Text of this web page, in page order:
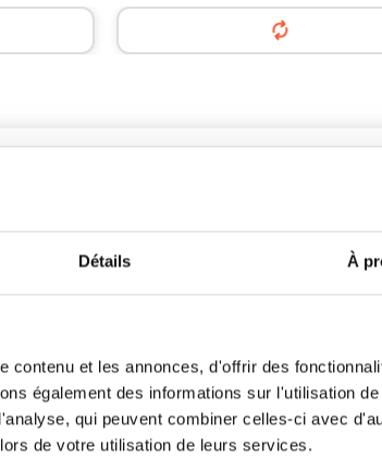
Détails À
contenu et les annonces, d'offrir des
également des informations sur l'utilisation
qui peuvent combiner celles-ci avec
de votre utilisation de leurs services.
ADRESSE DE DÉPART
Norauto
39/41 Route de Bayonne
31300 Toulouse